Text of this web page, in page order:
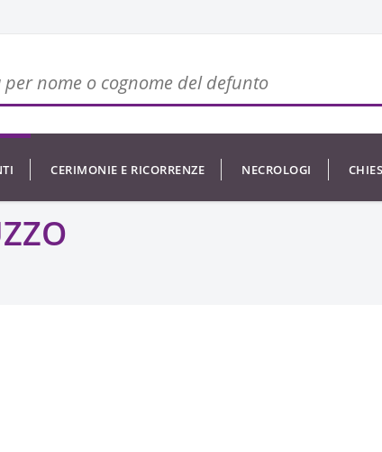
CERIMONIE E RICORRENZE NECROLOGI